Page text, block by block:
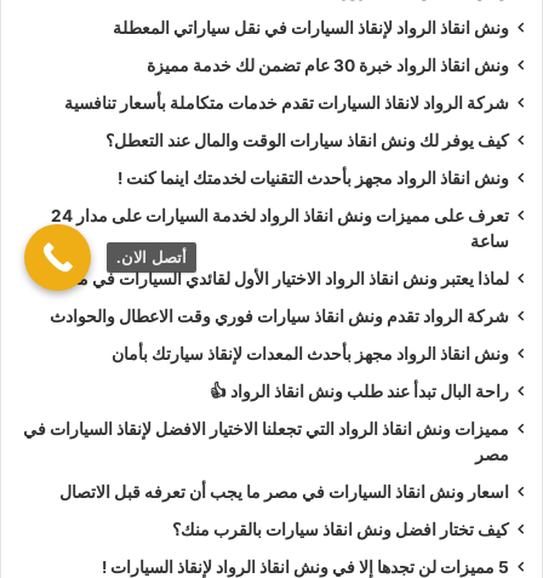
نغطي جميع المناطق الحيوية والطرق السريعة، والأحياء السكنية في
شبكة متكاملة من سيارات الإنقاذ المنتشرة في كل مكان فنحن لا
نعدك بالسرعة فقط، بل نضمن أيضًا الأمان، حيث يتعامل طاقمنا
باحترافية عالية مع سيارتك، سواء كانت معطلة أو متضررة من حادث
فمن اليوم لا داعي للقلق أو الانتظار، فقط ابحث عن ونش سيارات
قريب مني وستجد أن ونش الرواد هو الحل الأسرع والأكثر أمانا.
ونش انقاذ على الطرق السريعة
تعتبر الطرق السريعة من أكثر الأماكن خطورة عند حدوث الأعطال أو
الحوادث، حيث يصعب التوقف فيها بأمان أو طلب المساعدة من
المارة، لذلك خصصت شركة ونش الرواد خدمة ونش انقاذ على
الطرق السريعة للاستجابة الفورية لمثل هذه المواقف الحرجة فنحن
ندرك أن كل دقيقة تأخير قد تعني خطرًا على حياة السائق أو تسبب
ازدحام مروري لذلك نتحرك بسرعة فائقة بمجرد تلقي بلاغك.
ونش انقاذ الرواد لإنقاذ السيارات في نقل سياراتي المعطلة
ونش انقاذ الرواد خبرة 30 عام تضمن لك خدمة مميزة
شركة الرواد لانقاذ السيارات تقدم خدمات متكاملة بأسعار تنافسية
كيف يوفر لك ونش انقاذ سيارات الوقت والمال عند التعطل؟
ونش انقاذ الرواد مجهز بأحدث التقنيات لخدمتك اينما كنت !
تعرف على مميزات ونش انقاذ الرواد لخدمة السيارات على مدار 24
ساعة
لماذا يعتبر ونش انقاذ الرواد الاختيار الأول لقائدي السيارات في مصر؟
شركة الرواد تقدم ونش انقاذ سيارات فوري وقت الاعطال والحوادث
ونش انقاذ الرواد مجهز بأحدث المعدات لإنقاذ سيارتك بأمان
راحة البال تبدأ عند طلب ونش انقاذ الرواد 👍
مميزات ونش انقاذ الرواد التي تجعلنا الاختيار الافضل لإنقاذ السيارات في
مصر
اسعار ونش انقاذ السيارات في مصر ما يجب أن تعرفه قبل الاتصال
كيف تختار افضل ونش انقاذ سيارات بالقرب منك؟
5 مميزات لن تجدها إلا في ونش انقاذ الرواد لإنقاذ السيارات !
أتصل الان.